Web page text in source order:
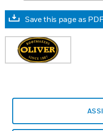
Save this page as